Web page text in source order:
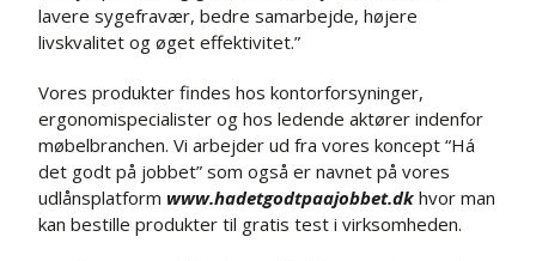
lavere sygefravær, bedre samarbejde, højere
livskvalitet og øget effektivitet.”
Vores produkter findes hos kontorforsyninger,
ergonomispecialister og hos ledende aktører indenfor
møbelbranchen. Vi arbejder ud fra vores koncept “Há
det godt på jobbet” som også er navnet på vores
udlånsplatform www.hadetgodtpaajobbet.dkhvor man
kan bestille produkter til gratis test i virksomheden.